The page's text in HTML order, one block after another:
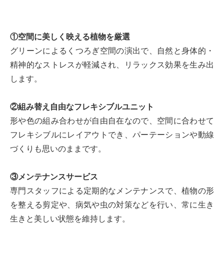
①空間に美しく映える植物を厳選
グリーンによるくつろぎ空間の演出で、自然と身体的・
精神的なストレスが軽減され、リラックス効果を生み出
します。
②組み替え自由なフレキシブルユニット
形や色の組み合わせが自由自在なので、空間に合わせて
フレキシブルにレイアウトでき、パーテーションや動線
づくりも思いのままです。
③メンテナンスサービス
専門スタッフによる定期的なメンテナンスで、植物の形
を整える剪定や、病気や虫の対策などを行い、常に生き
生きと美しい状態を維持します。